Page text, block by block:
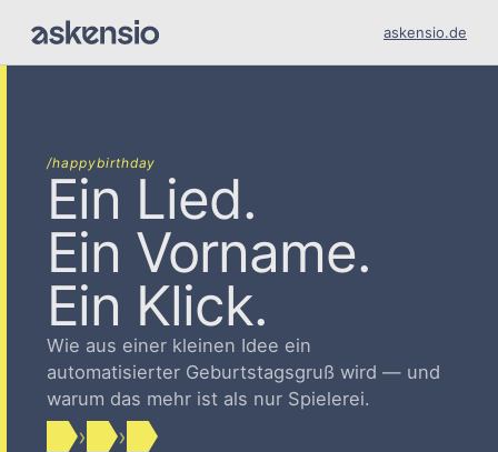
askensio.de
/happybirthday
Ein Lied.
Ein Vorname.
Ein Klick.
Wie aus einer kleinen Idee ein
automatisierter Geburtstagsgruß wird — und
warum das mehr ist als nur Spielerei.
› ›